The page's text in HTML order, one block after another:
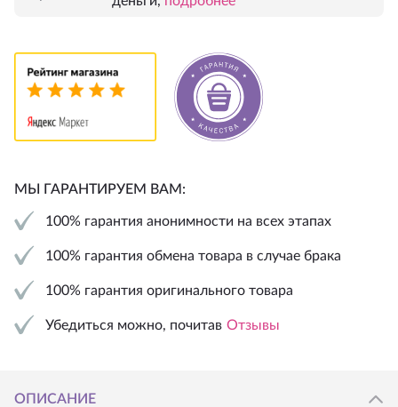
МЫ ГАРАНТИРУЕМ ВАМ:
100% гарантия анонимности на всех этапах
100% гарантия обмена товара в случае брака
100% гарантия оригинального товара
Убедиться можно, почитав Отзывы
ОПИСАНИЕ